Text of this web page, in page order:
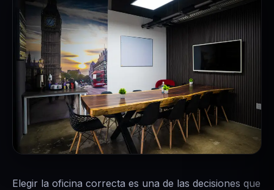
Elegir la oficina correcta es una de las decisiones que